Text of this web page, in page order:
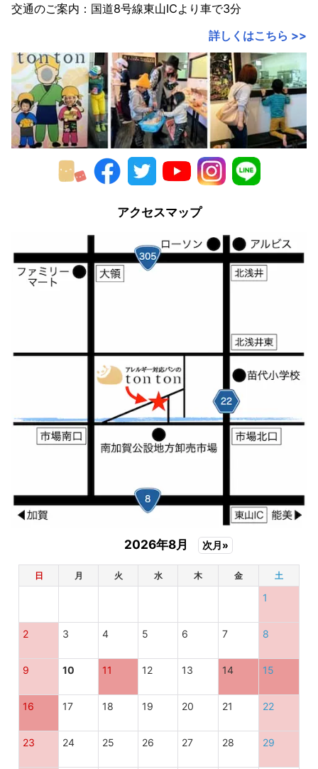
2018年
2016年
2015年
2014年
交通のご案内：国道8号線東山ICより車で3分
詳しくはこちら >>
アクセスマップ
2026年8月 次月»
日 月 火 水 木 金 土
1
2 3 4 5 6 7 8
9 10 11 12 13 14 15
16 17 18 19 20 21 22
23 24 25 26 27 28 29